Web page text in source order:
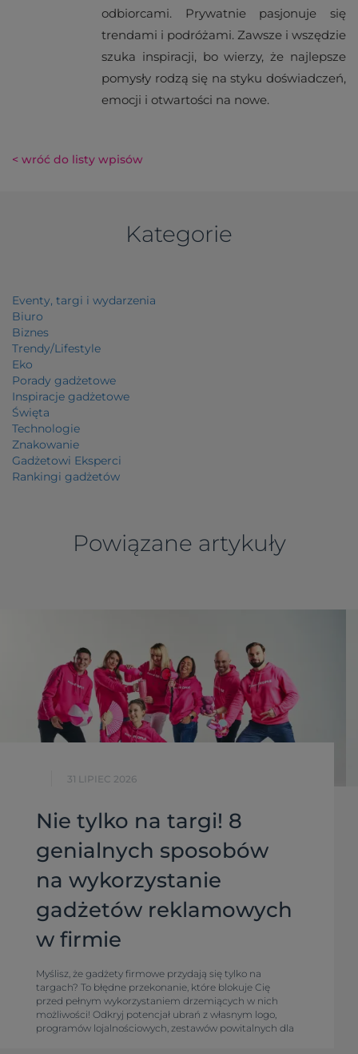
odbiorcami. Prywatnie pasjonuje się
trendami i podróżami. Zawsze i wszędzie
szuka inspiracji, bo wierzy, że najlepsze
pomysły rodzą się na styku doświadczeń,
emocji i otwartości na nowe.
< wróć do listy wpisów
Kategorie
Eventy, targi i wydarzenia
Biuro
Biznes
Trendy/Lifestyle
Eko
Porady gadżetowe
Inspiracje gadżetowe
Święta
Technologie
Znakowanie
Gadżetowi Eksperci
Rankingi gadżetów
Powiązane artykuły
31 LIPIEC 2026
Nie tylko na targi! 8
genialnych sposobów
na wykorzystanie
gadżetów reklamowych
w firmie
Myślisz, że gadżety firmowe przydają się tylko na
targach? To błędne przekonanie, które blokuje Cię
przed pełnym wykorzystaniem drzemiących w nich
możliwości! Odkryj potencjał ubrań z własnym logo,
programów lojalnościowych, zestawów powitalnych dla